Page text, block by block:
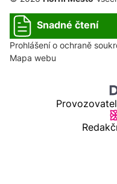
Snadné čtení
Prohlášení o ochraně
Mapa webu